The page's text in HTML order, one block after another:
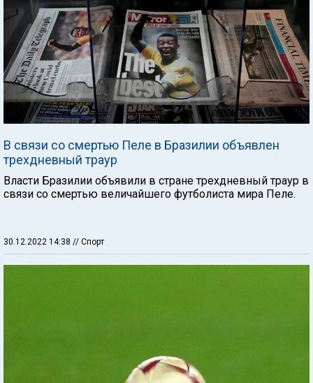
В связи со смертью Пеле в Бразилии объявлен
трехдневный траур
Власти Бразилии объявили в стране трехдневный траур в
связи со смертью величайшего футболиста мира Пеле.
30.12.2022 14:38 // Спорт